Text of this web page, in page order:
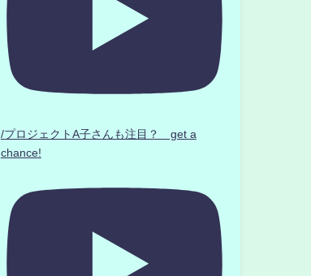
/プロジェクトA子さんも注目？ get a
chance!